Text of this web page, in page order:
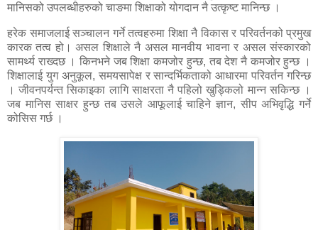
मानिसको उपलब्धीहरुको चाङमा शिक्षाको योगदान नै उत्कृष्ट मानिन्छ ।
हरेक समाजलाई सञ्चालन गर्ने तत्वहरुमा शिक्षा नै विकास र परिवर्तनको प्रमुख
कारक तत्व हो। असल शिक्षाले नै असल मानवीय भावना र असल संस्कारको
सामर्थ्य राख्दछ । किनभने जब शिक्षा कमजोर हुन्छ, तब देश नै कमजोर हुन्छ ।
शिक्षालाई युग अनुकूल, समयसापेक्ष र सान्दर्भिकताको आधारमा परिवर्तन गरिन्छ
। जीवनपर्यन्त सिकाइका लागि साक्षरता नै पहिलो खुड्किलो मान्न सकिन्छ ।
जब मानिस साक्षर हुन्छ तब उसले आफूलाई चाहिने ज्ञान, सीप अभिवृद्धि गर्ने
कोसिस गर्छ ।